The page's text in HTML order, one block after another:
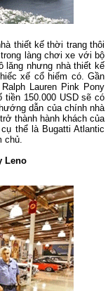
thiết kế thời trang thôi
làng chơi xe với bộ
lăng nhưng nhà thiết kế
xế cổ hiếm có. Gần
Lauren Pink Pony
tiền 150.000 USD sẽ có
dẫn của chính nhà
thành hành khách của
thể là Bugatti Atlantic
chủ.
Leno